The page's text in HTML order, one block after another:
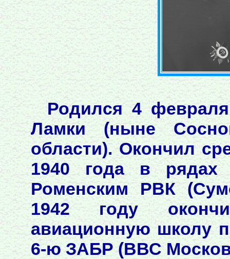
Родился 4
Ламки (ныне
области). Окончил
1940 года в рядах
Роменским РВК
1942 году
авиационную школу
6-ю ЗАБР (ВВС